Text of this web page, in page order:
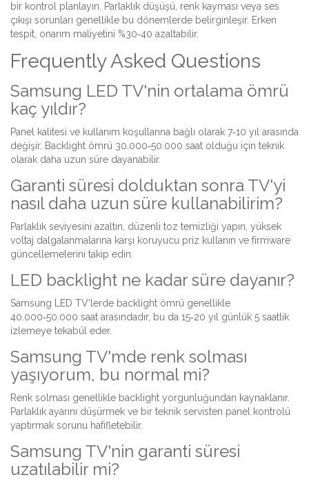
bir kontrol planlayın. Parlaklık düşüşü, renk kayması veya ses
çıkışı sorunları genellikle bu dönemlerde belirginleşir. Erken
tespit, onarım maliyetini %30‑40 azaltabilir.
Frequently Asked Questions
Samsung LED TV'nin ortalama ömrü
kaç yıldır?
Panel kalitesi ve kullanım koşullarına bağlı olarak 7‑10 yıl arasında
değişir. Backlight ömrü 30.000‑50.000 saat olduğu için teknik
olarak daha uzun süre dayanabilir.
Garanti süresi dolduktan sonra TV'yi
nasıl daha uzun süre kullanabilirim?
Parlaklık seviyesini azaltın, düzenli toz temizliği yapın, yüksek
voltaj dalgalanmalarına karşı koruyucu priz kullanın ve firmware
güncellemelerini takip edin.
LED backlight ne kadar süre dayanır?
Samsung LED TV'lerde backlight ömrü genellikle
40.000‑50.000 saat arasındadır, bu da 15‑20 yıl günlük 5 saatlik
izlemeye tekabül eder.
Samsung TV'mde renk solması
yaşıyorum, bu normal mi?
Renk solması genellikle backlight yorgunluğundan kaynaklanır.
Parlaklık ayarını düşürmek ve bir teknik servisten panel kontrolü
yaptırmak sorunu hafifletebilir.
Samsung TV'nin garanti süresi
uzatılabilir mi?